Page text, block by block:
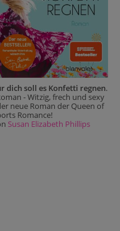
dich soll es Konfetti regnen.
- Witzig, frech und sexy
neue Roman der Queen of
Romance!
Susan Elizabeth Phillips